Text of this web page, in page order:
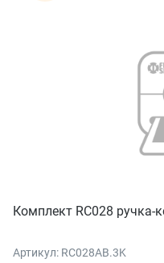
Комплект RC028 ручка-
Артикул: RC028AB.3K